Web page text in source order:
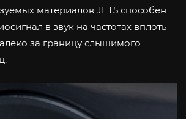
материалов JET5 способен
в звук на частотах вплоть
за границу слышимого